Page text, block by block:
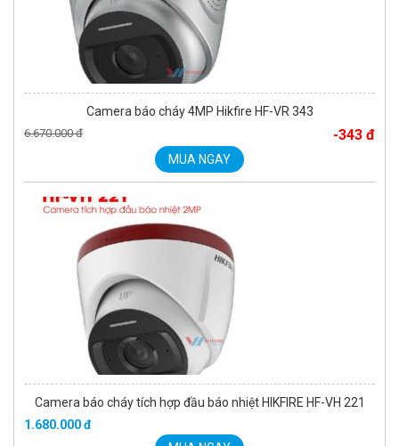
Camera báo cháy 4MP Hikfire HF-VR 343
6.670.000 đ -343 đ
MUA NGAY
Camera báo cháy tích hợp đầu báo nhiệt HIKFIRE HF-VH 221
1.680.000 đ